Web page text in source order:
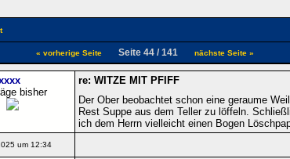
« vorherige SeiteSeite 44 / 141 nächste Seite »
bisher
re: WITZE MIT PFIFF
Der Ober beobachtet schon eine geraume
Rest Suppe aus dem Teller zu löffeln.
ich dem Herrn vielleicht einen Bogen
um 12:34